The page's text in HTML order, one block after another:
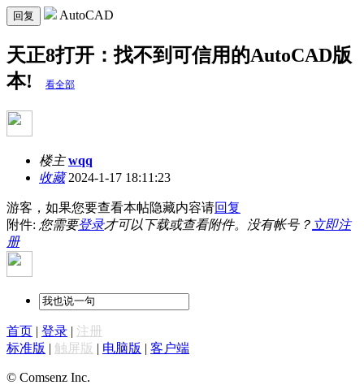
回复 AutoCAD
天正8打开：找不到可信用的AutoCAD版
本!
看全部
楼主 wqq
收藏2024-1-17 18:11:23
游客，如果您要查看本帖隐藏内容请回复
附件: 您需要登录才可以下载或查看附件。没有帐号？ 立即注
册
首页 | 登录 | 注册
标准版 | 触屏版 | 电脑版 | 客户端
© Comsenz Inc.